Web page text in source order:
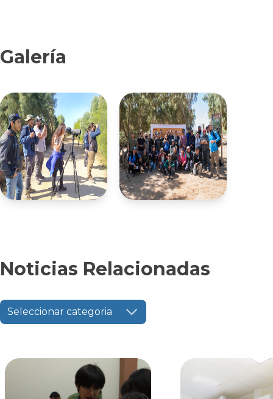
Galería
Noticias Relacionadas
Seleccionar categoria